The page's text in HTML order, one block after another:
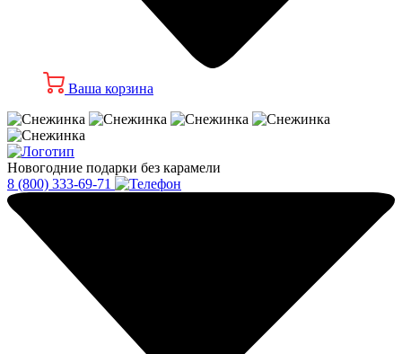
Ваша корзина
Новогодние подарки без карамели
8 (800) 333-69-71